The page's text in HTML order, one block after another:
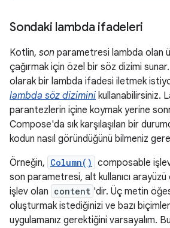
Sondaki lambda ifadeleri
Kotlin, son parametresi lambda olan
çağırmak için özel bir söz dizimi
olarak bir lambda ifadesi iletmek
lambda söz dizimini kullanabilirsiniz.
parantezlerin içine koymak yerine
Compose'da sık karşılaşılan bir
kodun nasıl göründüğünü bilmeniz
Örneğin, Column() composable
son parametresi, alt kullanıcı
işlev olan content 'dir. Üç metin
oluşturmak istediğinizi ve bazı
uygulamanız gerektiğini varsayalım.